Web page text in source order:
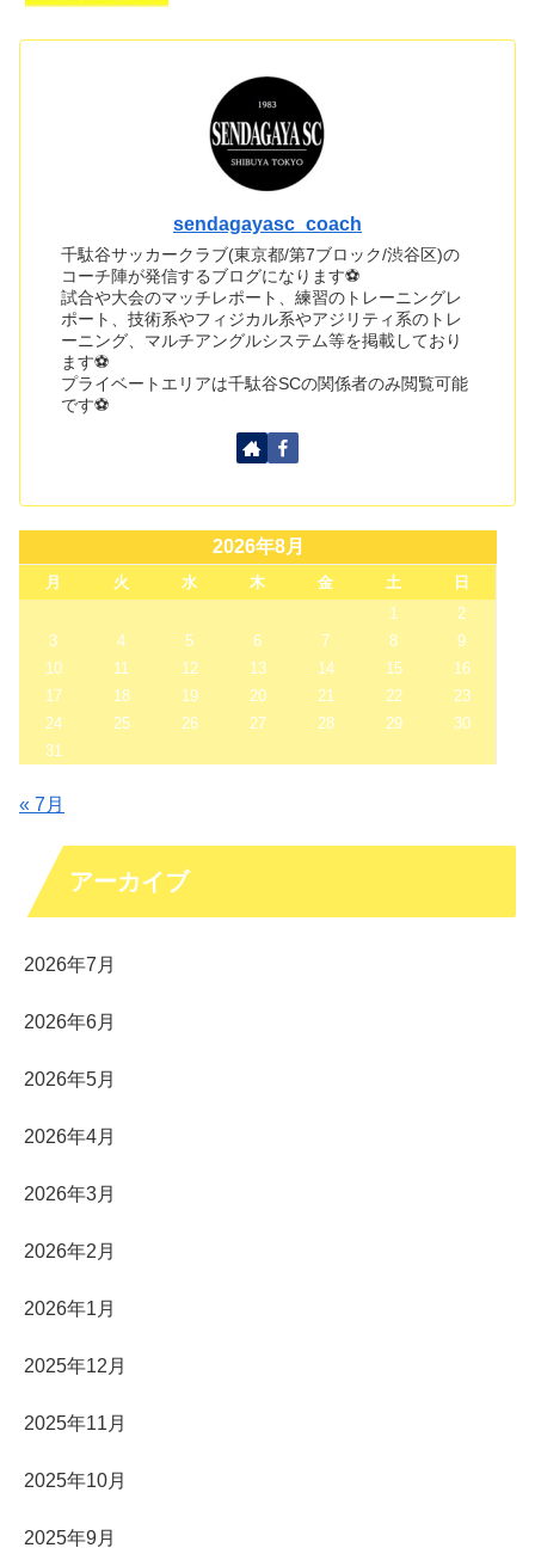
sendagayasc_coach
千駄谷サッカークラブ(東京都/第7ブロック/渋谷区)の
コーチ陣が発信するブログになります⚽
試合や大会のマッチレポート、練習のトレーニングレ
ポート、技術系やフィジカル系やアジリティ系のトレ
ーニング、マルチアングルシステム等を掲載しており
ます⚽
プライベートエリアは千駄谷SCの関係者のみ閲覧可能
です⚽
2026年8月
月 火 水 木 金 土
日
1
2
3
4 5 6 7 8
9
10
11 12 13 14 15
16
17
18 19 20 21 22
23
24
25 26 27 28 29
30
31
« 7月
アーカイブ
2026年7月
2026年6月
2026年5月
2026年4月
2026年3月
2026年2月
2026年1月
2025年12月
2025年11月
2025年10月
2025年9月